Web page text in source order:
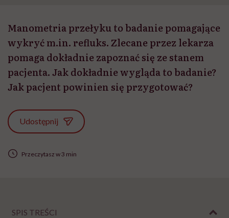
Manometria przełyku to badanie pomagające
wykryć m.in. refluks. Zlecane przez lekarza
pomaga dokładnie zapoznać się ze stanem
pacjenta. Jak dokładnie wygląda to badanie?
Jak pacjent powinien się przygotować?
Udostępnij
Przeczytasz w 3 min
SPIS TREŚCI